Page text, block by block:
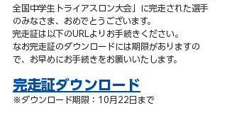
全国中学生トライアスロン大会」に完走された選手
のみなさま、おめでとうございます。
完走証は以下のURLよりお手続きください。
なお完走証のダウンロードには期限がありますの
で、お早めにお手続きをお願いいたします。
完走証ダウンロード
※ダウンロード期限：10月22日まで